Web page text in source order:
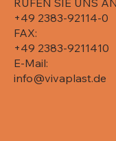
+49 2383-92114-0
FAX:
+49 2383-9211410
E-Mail:
info@vivaplast.de